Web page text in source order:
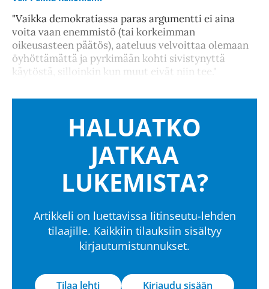
"Vaikka demokratiassa paras argumentti ei aina
voita vaan enemmistö (tai korkeimman
oikeusasteen päätös), aateluus velvoittaa olemaan
öyhöttämättä ja pyrkimään kohti sivistynyttä
käytöstä, silloinkin kun muut eivät niin tee."
HALUATKO
JATKAA
LUKEMISTA?
Artikkeli on luettavissa Iitinseutu-lehden
tilaajille. Kaikkiin tilauksiin sisältyy
kirjautumistunnukset.
Tilaa lehti Kirjaudu sisään